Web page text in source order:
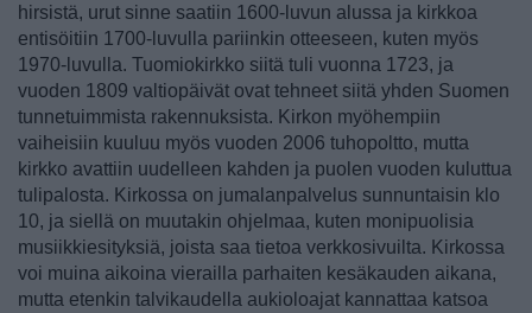
hirsistä, urut sinne saatiin 1600-luvun alussa ja kirkkoa
entisöitiin 1700-luvulla pariinkin otteeseen, kuten myös
1970-luvulla. Tuomiokirkko siitä tuli vuonna 1723, ja
vuoden 1809 valtiopäivät ovat tehneet siitä yhden Suomen
tunnetuimmista rakennuksista. Kirkon myöhempiin
vaiheisiin kuuluu myös vuoden 2006 tuhopoltto, mutta
kirkko avattiin uudelleen kahden ja puolen vuoden kuluttua
tulipalosta. Kirkossa on jumalanpalvelus sunnuntaisin klo
10, ja siellä on muutakin ohjelmaa, kuten monipuolisia
musiikkiesityksiä, joista saa tietoa verkkosivuilta. Kirkossa
voi muina aikoina vierailla parhaiten kesäkauden aikana,
mutta etenkin talvikaudella aukioloajat kannattaa katsoa